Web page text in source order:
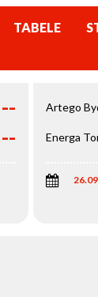
TABELE
--
--
Artego
Energa